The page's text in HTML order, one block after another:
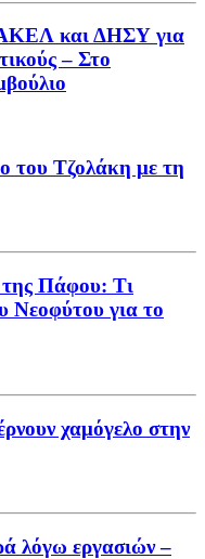
και ΔΗΣΥ για
– Στο
του Τζολάκη με τη
της Πάφου: Τι
Νεοφύτου για το
χαμόγελο στην
λόγω εργασιών –